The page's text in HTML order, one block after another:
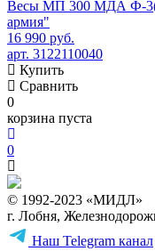
Весы МП 300 МДА Ф-
армия"
16 990 руб.
арт. 3122110040
Купить
Сравнить
0
корзина пуста
0
© 1992-2023 «МИДЛ»
г. Лобня,
Наш Telegram канал